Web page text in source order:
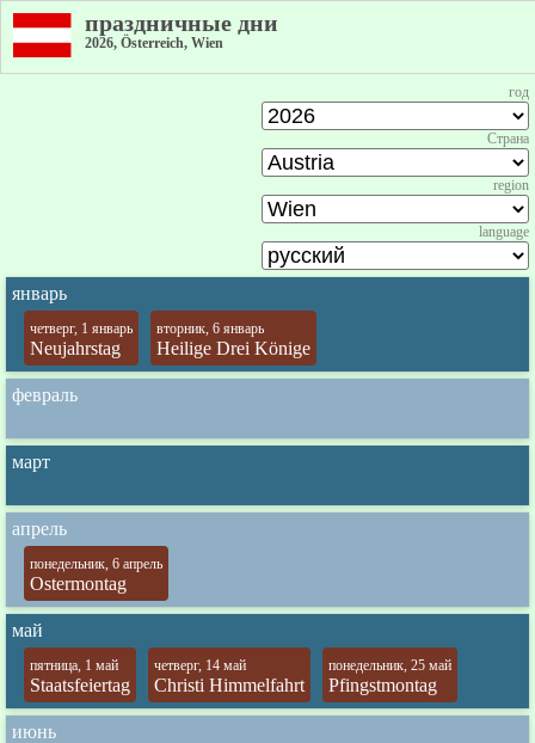
праздничные дни
2026, Österreich, Wien
год
Страна
region
language
январь
четверг, 1 январь
Neujahrstag
вторник, 6 январь
Heilige Drei Könige
февраль
март
апрель
понедельник, 6 апрель
Ostermontag
май
пятница, 1 май
Staatsfeiertag
четверг, 14 май
Christi Himmelfahrt
понедельник, 25 май
Pfingstmontag
июнь